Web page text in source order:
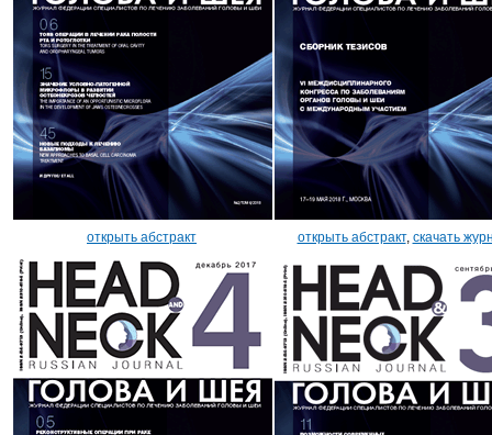
открыть абстракт открыть абстракт, скачать